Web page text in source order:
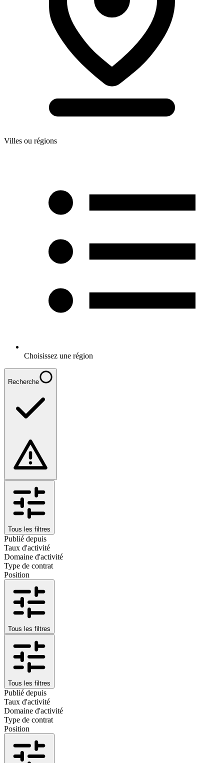
Villes ou régions
Choisissez une région
Recherche
Tous les filtres
Publié depuis
Taux d'activité
Domaine d'activité
Type de contrat
Position
Tous les filtres
Tous les filtres
Publié depuis
Taux d'activité
Domaine d'activité
Type de contrat
Position